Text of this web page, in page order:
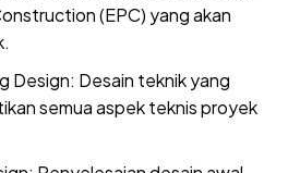
(EPC) yang akan
Design: Desain teknik yang
semua aspek teknis proyek